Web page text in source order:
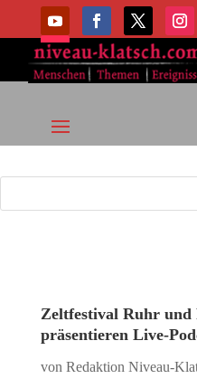
Zeltfestival Ruhr und
präsentieren Live-
von Redaktion Niveau-